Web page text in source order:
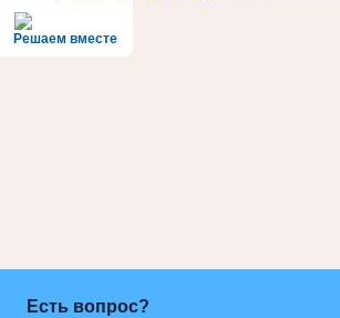
Решаем вместе
Есть вопрос?